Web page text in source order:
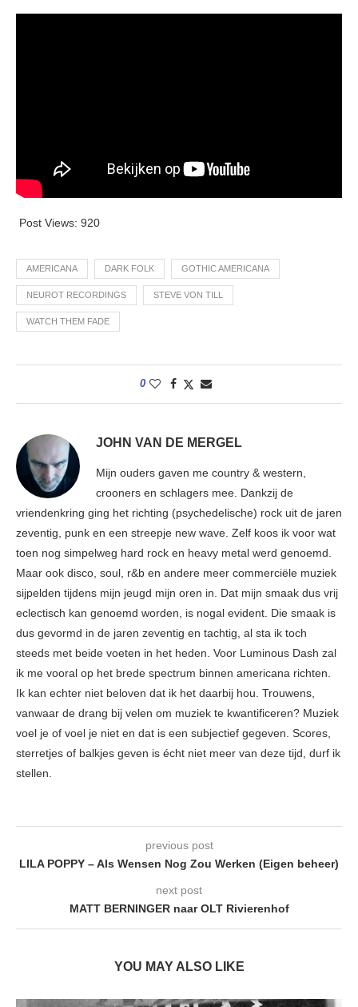
Post Views: 920
AMERICANA DARK FOLK GOTHIC AMERICANA
NEUROT RECORDINGS STEVE VON TILL
WATCH THEM FADE
0
JOHN VAN DE MERGEL
Mijn ouders gaven me country & western,
crooners en schlagers mee. Dankzij de
vriendenkring ging het richting (psychedelische) rock uit de jaren
zeventig, punk en een streepje new wave. Zelf koos ik voor wat
toen nog simpelweg hard rock en heavy metal werd genoemd.
Maar ook disco, soul, r&b en andere meer commerciële muziek
sijpelden tijdens mijn jeugd mijn oren in. Dat mijn smaak dus vrij
eclectisch kan genoemd worden, is nogal evident. Die smaak is
dus gevormd in de jaren zeventig en tachtig, al sta ik toch
steeds met beide voeten in het heden. Voor Luminous Dash zal
ik me vooral op het brede spectrum binnen americana richten.
Ik kan echter niet beloven dat ik het daarbij hou. Trouwens,
vanwaar de drang bij velen om muziek te kwantificeren? Muziek
voel je of voel je niet en dat is een subjectief gegeven. Scores,
sterretjes of balkjes geven is écht niet meer van deze tijd, durf ik
stellen.
previous post
LILA POPPY – Als Wensen Nog Zou Werken (Eigen beheer)
next post
MATT BERNINGER naar OLT Rivierenhof
YOU MAY ALSO LIKE